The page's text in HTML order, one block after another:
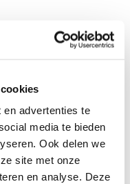
en advertenties te
media te bieden
Ook delen we
site met onze
en analyse. Deze